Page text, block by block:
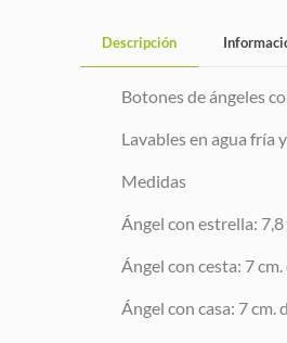
Descripción
Botones de ángeles
Lavables en agua fría
Medidas
Ángel con estrella:
Ángel con cesta: 7
Ángel con casa: 7 cm.